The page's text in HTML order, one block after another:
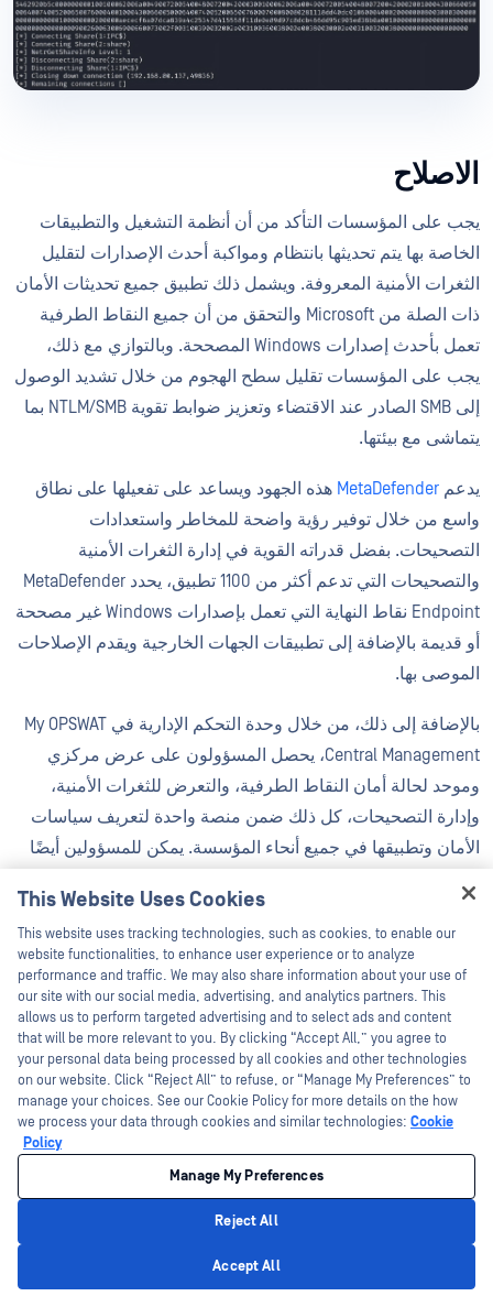
الاصلاح
يجب على المؤسسات التأكد من أن أنظمة التشغيل والتطبيقات
الخاصة بها يتم تحديثها بانتظام ومواكبة أحدث الإصدارات لتقليل
الثغرات الأمنية المعروفة. ويشمل ذلك تطبيق جميع تحديثات الأمان
ذات الصلة من Microsoft والتحقق من أن جميع النقاط الطرفية
تعمل بأحدث إصدارات Windows المصححة. وبالتوازي مع ذلك،
يجب على المؤسسات تقليل سطح الهجوم من خلال تشديد الوصول
إلى SMB الصادر عند الاقتضاء وتعزيز ضوابط تقوية NTLM/SMB بما
يتماشى مع بيئتها.
يدعم MetaDefender هذه الجهود ويساعد على تفعيلها على نطاق
واسع من خلال توفير رؤية واضحة للمخاطر واستعدادات
التصحيحات. بفضل قدراته القوية في إدارة الثغرات الأمنية
والتصحيحات التي تدعم أكثر من 1100 تطبيق، يحدد MetaDefender
Endpoint نقاط النهاية التي تعمل بإصدارات Windows غير مصححة
أو قديمة بالإضافة إلى تطبيقات الجهات الخارجية ويقدم الإصلاحات
الموصى بها.
بالإضافة إلى ذلك، من خلال وحدة التحكم الإدارية في My OPSWAT
Central Management، يحصل المسؤولون على عرض مركزي
وموحد لحالة أمان النقاط الطرفية، والتعرض للثغرات الأمنية،
وإدارة التصحيحات، كل ذلك ضمن منصة واحدة لتعريف سياسات
الأمان وتطبيقها في جميع أنحاء المؤسسة. يمكن للمسؤولين أيضًا
MetaDefender Endpoint لأتمتة إجراءات التعزيز المتعلقة بالوصول
إلى SMB واستخدام NTLM. يعمل هذا النهج على تبسيط تطبيق
الأمان مع توفير ملاحظات واضحة حول نتائج التنفيذ، مما يسمح
للمسؤولين بتحديد نقاط النهاية التي قد تتطلب مزيدًا من التحقيق أو
التدخل اليدوي بسرعة.
Endpoint MetaDefender Endpoint لفرق الأمن وتكنولوجيا
المعلومات إعطاء الأولوية لعمليات النشر، وتسريع الإصلاح،
ومراقبة الوضع الأمني للمؤسسة باستمرار، وفي النهاية تقليل
التعرض للثغرات الأمنية الشائعة (CVE) مثل
CVE-2025-50154
والتهديدات المماثلة التي تستهدف نقاط النهاية.
This Website Uses Cookies
This website uses tracking technologies, such as cookies, to enable our
website functionalities, to enhance user experience or to analyze
performance and traffic. We may also share information about your use of
our site with our social media, advertising, and analytics partners. This
allows us to perform targeted advertising and to select ads and content
that will be more relevant to you. By clicking “Accept All,” you agree to
your personal data being processed by all cookies and other technologies
on our website. Click “Reject All” to refuse, or “Manage My Preferences” to
manage your choices. See our Cookie Policy for more details on the how
we process your data through cookies and similar technologies: Cookie
Policy
Manage My Preferences
Reject All
Accept All
Hey there!
I'm Ozzy, your OPSWAT virtual assistant.
How can I help you secure what's critical
today?